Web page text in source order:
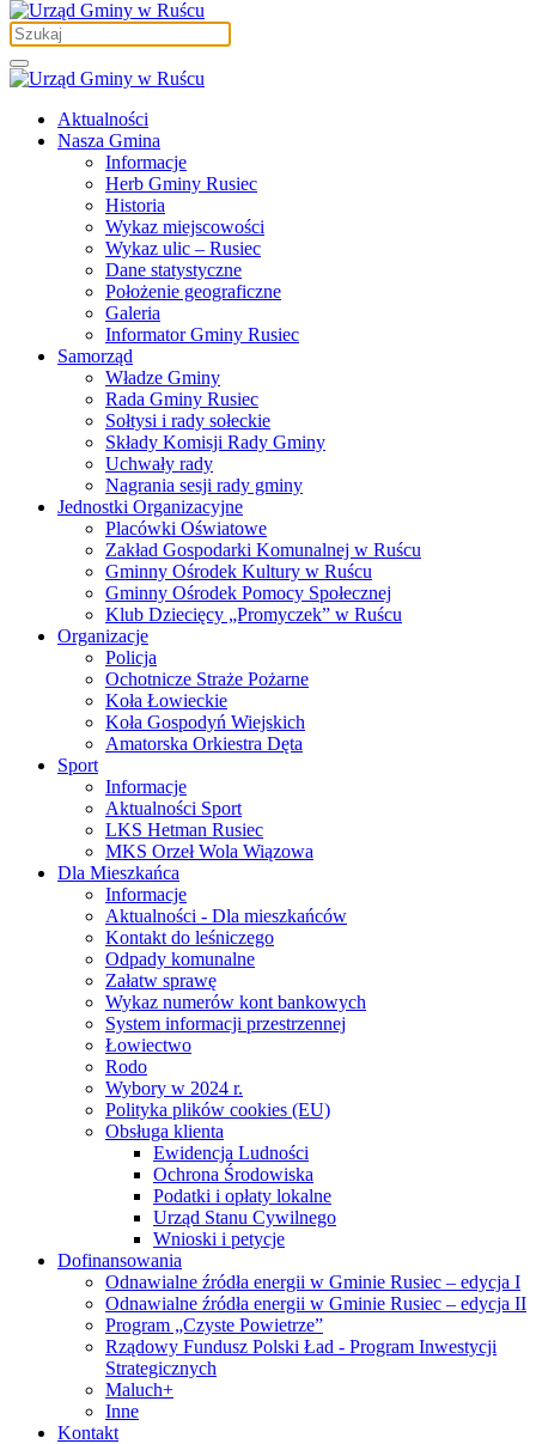
Aktualności
Nasza Gmina
Informacje
Herb Gminy Rusiec
Historia
Wykaz miejscowości
Wykaz ulic – Rusiec
Dane statystyczne
Położenie geograficzne
Galeria
Informator Gminy Rusiec
Samorząd
Władze Gminy
Rada Gminy Rusiec
Sołtysi i rady sołeckie
Składy Komisji Rady Gminy
Uchwały rady
Nagrania sesji rady gminy
Jednostki Organizacyjne
Placówki Oświatowe
Zakład Gospodarki Komunalnej w Ruścu
Gminny Ośrodek Kultury w Ruścu
Gminny Ośrodek Pomocy Społecznej
Klub Dziecięcy „Promyczek” w Ruścu
Organizacje
Policja
Ochotnicze Straże Pożarne
Koła Łowieckie
Koła Gospodyń Wiejskich
Amatorska Orkiestra Dęta
Sport
Informacje
Aktualności Sport
LKS Hetman Rusiec
MKS Orzeł Wola Wiązowa
Dla Mieszkańca
Informacje
Aktualności - Dla mieszkańców
Kontakt do leśniczego
Odpady komunalne
Załatw sprawę
Wykaz numerów kont bankowych
System informacji przestrzennej
Łowiectwo
Rodo
Wybory w 2024 r.
Polityka plików cookies (EU)
Obsługa klienta
Ewidencja Ludności
Ochrona Środowiska
Podatki i opłaty lokalne
Urząd Stanu Cywilnego
Wnioski i petycje
Dofinansowania
Odnawialne źródła energii w Gminie Rusiec – edycja I
Odnawialne źródła energii w Gminie Rusiec – edycja II
Program „Czyste Powietrze”
Rządowy Fundusz Polski Ład - Program Inwestycji
Strategicznych
Maluch+
Inne
Kontakt